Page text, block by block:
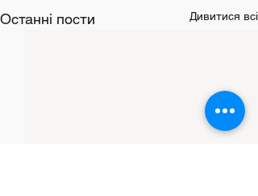
Останні пости Дивитися всі